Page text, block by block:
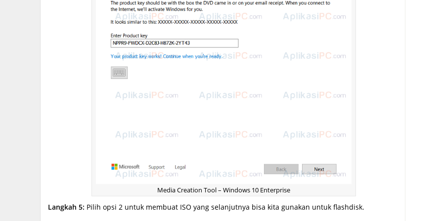
Media Creation Tool – Windows 10 Enterprise
Langkah 5: Pilih opsi 2 untuk membuat ISO yang selanjutnya bisa kita gunakan untuk flashdisk.